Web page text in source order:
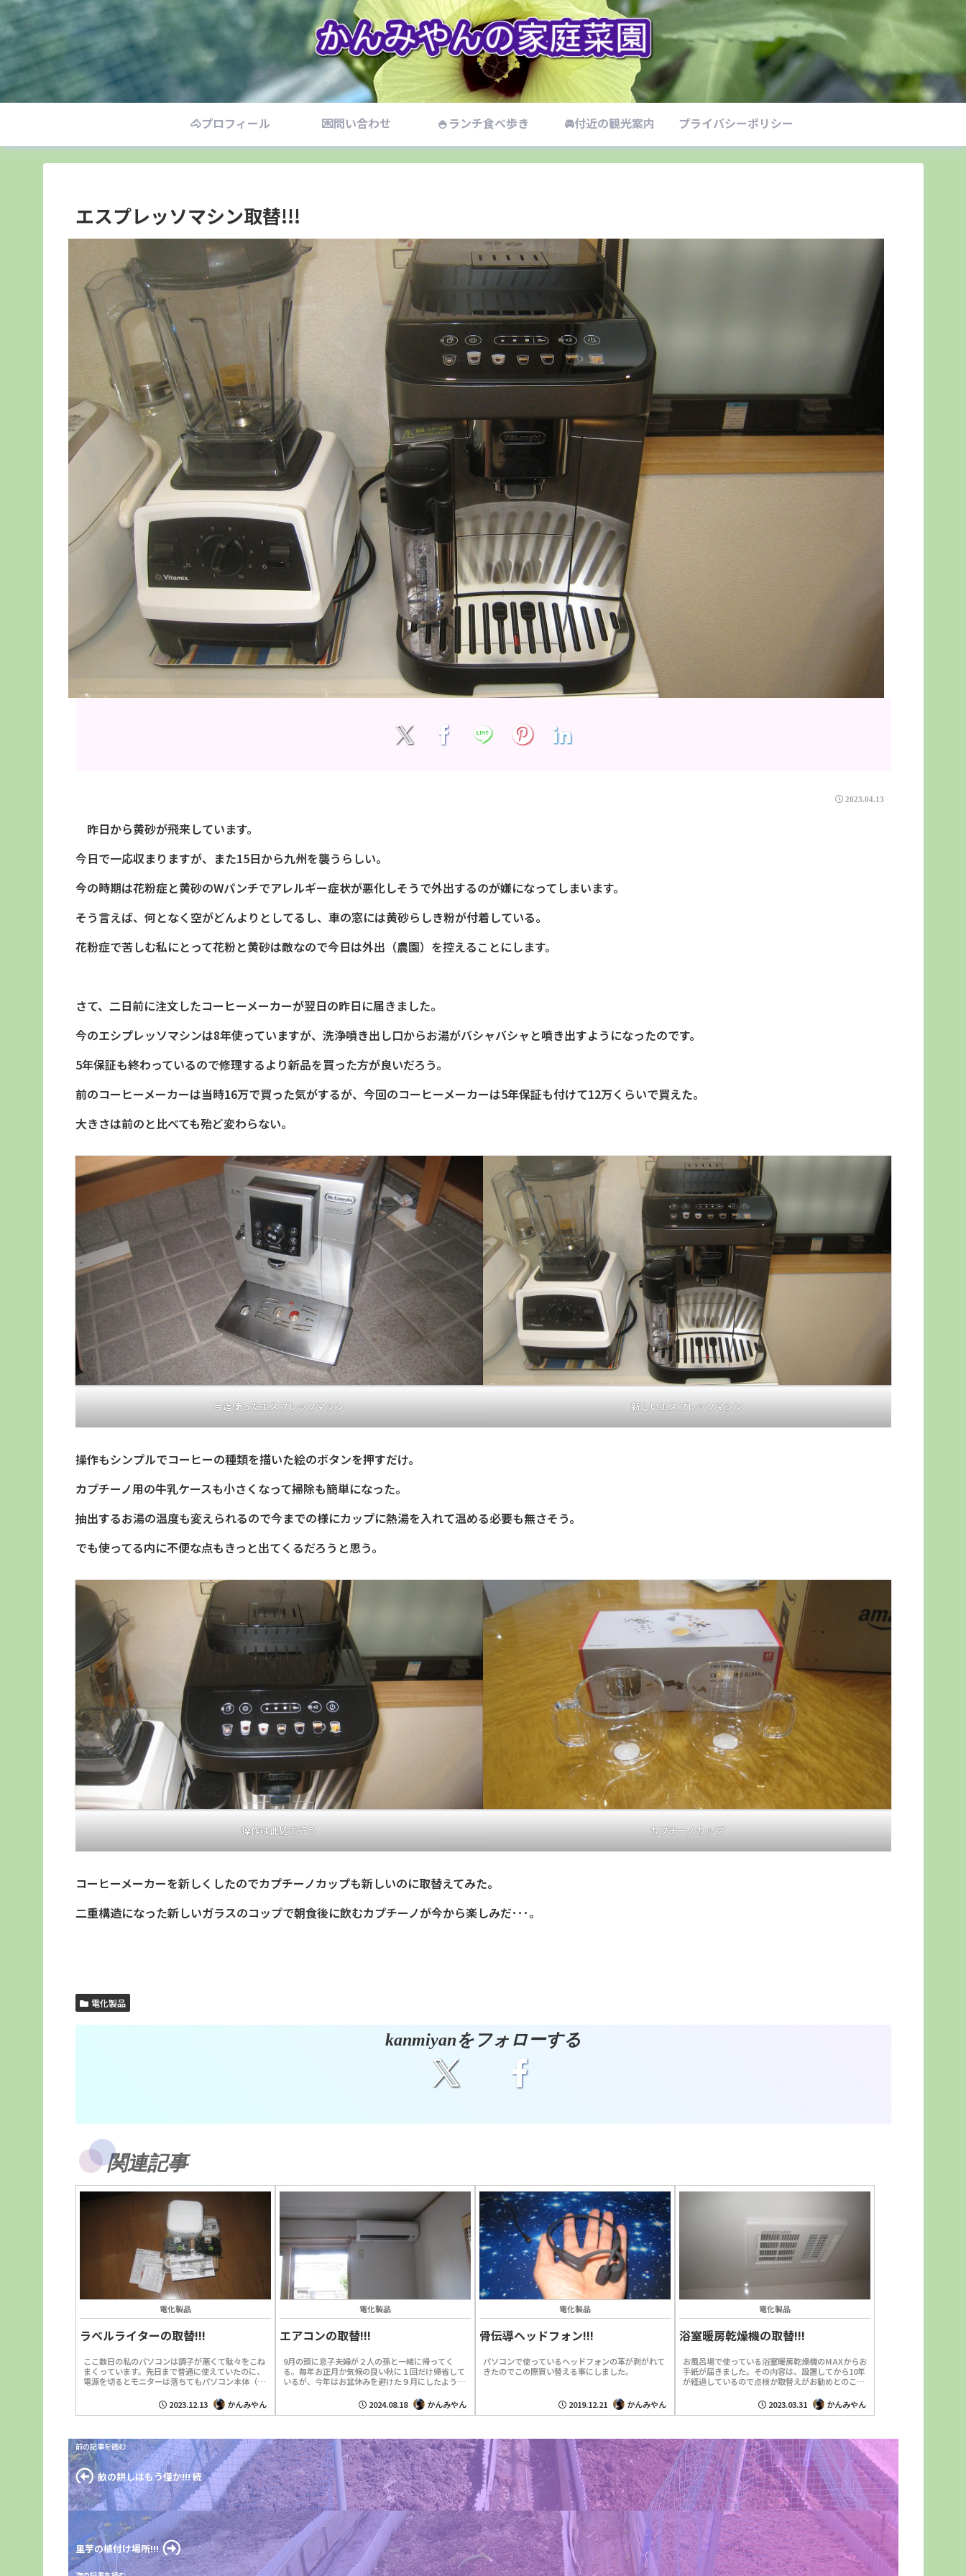
🐴プロフィール 💌問い合わせ 🍚ランチ食べ歩き 🚘付近の観光案内 プライバシーポリシー
エスプレッソマシン取替!!!
2023.04.13
昨日から黄砂が飛来しています。
今日で一応収まりますが、また15日から九州を襲うらしい。
今の時期は花粉症と黄砂のWパンチでアレルギー症状が悪化しそうで外出するのが嫌になってしまいます。
そう言えば、何となく空がどんよりとしてるし、車の窓には黄砂らしき粉が付着している。
花粉症で苦しむ私にとって花粉と黄砂は敵なので今日は外出（農園）を控えることにします。
さて、二日前に注文したコーヒーメーカーが翌日の昨日に届きました。
今のエシプレッソマシンは8年使っていますが、洗浄噴き出し口からお湯がバシャバシャと噴き出すようになったのです。
5年保証も終わっているので修理するより新品を買った方が良いだろう。
前のコーヒーメーカーは当時16万で買った気がするが、今回のコーヒーメーカーは5年保証も付けて12万くらいで買えた。
大きさは前のと比べても殆ど変わらない。
今迄使ったエスプレッソマシン 新しいエスプレッソマシン
操作もシンプルでコーヒーの種類を描いた絵のボタンを押すだけ。
カプチーノ用の牛乳ケースも小さくなって掃除も簡単になった。
抽出するお湯の温度も変えられるので今までの様にカップに熱湯を入れて温める必要も無さそう。
でも使ってる内に不便な点もきっと出てくるだろうと思う。
操作は此処で行う カプチーノカップ
コーヒーメーカーを新しくしたのでカプチーノカップも新しいのに取替えてみた。
二重構造になった新しいガラスのコップで朝食後に飲むカプチーノが今から楽しみだ･･･。
電化製品
kanmiyanをフォローする
関連記事
電化製品
ラベルライターの取替!!!
ここ数日の私のパソコンは調子が悪くて駄々をこね
まくっています。先日まで普通に使えていたのに、
電源を切るとモニターは落ちてもパソコン本体（デ
2023.12.13 かんみやん
電化製品
エアコンの取替!!!
9月の頭に息子夫婦が２人の孫と一緒に帰ってく
る。毎年お正月か気候の良い秋に１回だけ帰省して
いるが、今年はお盆休みを避けた９月にしたよう
しい。子供が小さい事... 2024.08.18 かんみやん
電化製品
骨伝導ヘッドフォン!!!
パソコンで使っているヘッドフォンの革が剥がれて
きたのでこの際買い替える事にしました。
2019.12.21 かんみやん
電化製品
浴室暖房乾燥機の取替!!!
お風呂場で使っている浴室暖房乾燥機のMAXからお
手紙が届きました。その内容は、設置してから10年
が経過しているので点検か取替えがお勧めとのこと
2023.03.31 かんみやん
畝の耕しはもう僅か!!! 続
里芋の植付け場所!!!